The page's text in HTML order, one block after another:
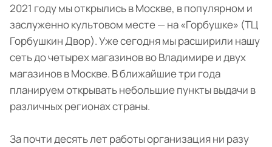
2021 году мы открылись в Москве, в популярном и
заслуженно культовом месте — на «Горбушке» (ТЦ
Горбушкин Двор). Уже сегодня мы расширили нашу
сеть до четырех магазинов во Владимире и двух
магазинов в Москве. В ближайшие три года
планируем открывать небольшие пункты выдачи в
различных регионах страны.
За почти десять лет работы организация ни разу